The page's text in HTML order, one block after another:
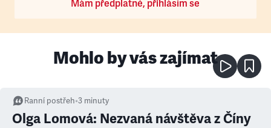
Mám předplatné, přihlásím se
Mohlo by vás zajímat
Ranní postřeh•3 minuty
Olga Lomová: Nezvaná návštěva z Číny